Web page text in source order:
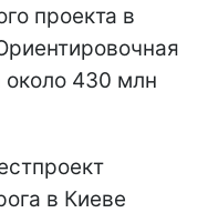
проекта в
около 430 млн
в Киеве